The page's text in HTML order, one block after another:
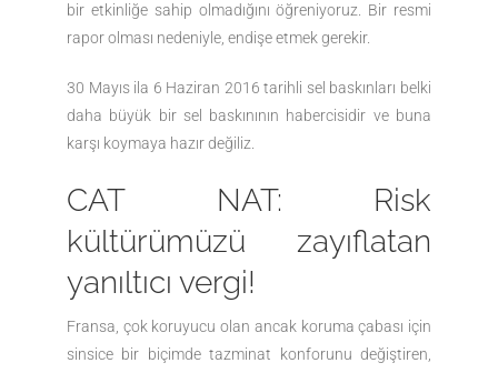
bir etkinliğe sahip olmadığını öğreniyoruz. Bir resmi
rapor olması nedeniyle, endişe etmek gerekir.
30 Mayıs ila 6 Haziran 2016 tarihli sel baskınları belki
daha büyük bir sel baskınının habercisidir ve buna
karşı koymaya hazır değiliz.
CAT NAT: Risk
kültürümüzü zayıflatan
yanıltıcı vergi!
Fransa, çok koruyucu olan ancak koruma çabası için
sinsice bir biçimde tazminat konforunu değiştiren,